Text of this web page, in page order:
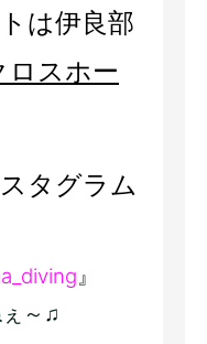
は伊良部
ロスホー
タグラム
』
～♫